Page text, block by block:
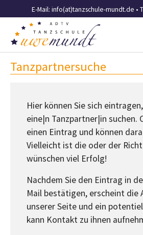
E-Mail: info(at)tanzschule-mundt.de •
Tanzpartnersuche
Hier können Sie sich
eine|n Tanzpartner|in suchen.
einen Eintrag und können
Vielleicht ist die oder der
wünschen viel Erfolg!
Nachdem Sie den Eintrag in
Mail bestätigen, erscheint die
unserer Seite und ein
kann Kontakt zu ihnen